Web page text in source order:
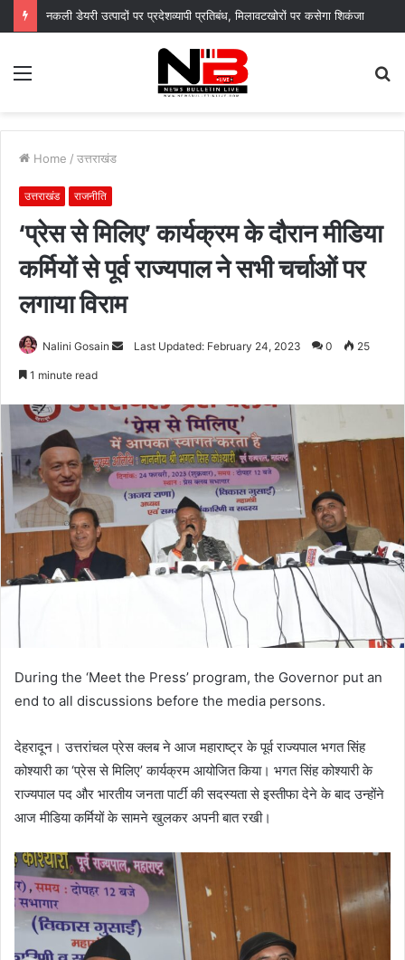
नगर आयुक्त के निर्देशों पर नगर निगम द्वारा सचिवालय परिसर में सब्जी पौधों का वितरण, “स्वच्छ दून–हरित दून” का दिया संदेश
Menu
Home / उत्तराखंड
उत्तराखंड राजनीति
‘प्रेस से मिलिए’ कार्यक्रम के दौरान मीडिया
कर्मियों से पूर्व राज्यपाल ने सभी चर्चाओं पर
लगाया विराम
Nalini Gosain
SendLast Updated: February 24, 2023 0 25
1 minute read
During the ‘Meet the Press’ program, the Governor put an
end to all discussions before the media persons.
देहरादून। उत्तरांचल प्रेस क्लब ने आज महाराष्ट्र के पूर्व राज्यपाल भगत सिंह
कोश्यारी का ‘प्रेस से मिलिए’ कार्यक्रम आयोजित किया। भगत सिंह कोश्यारी के
राज्यपाल पद और भारतीय जनता पार्टी की सदस्यता से इस्तीफा देने के बाद उन्होंने
आज मीडिया कर्मियों के सामने खुलकर अपनी बात रखी।